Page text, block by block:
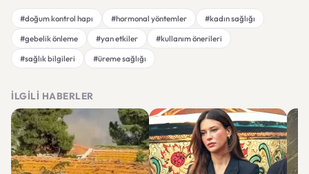
#doğum kontrol hapı #hormonal yöntemler
#kadın sağlığı
#gebelik önleme
#yan etkiler
#kullanım önerileri
#sağlık bilgileri
#üreme sağlığı
İLGILI HABERLER